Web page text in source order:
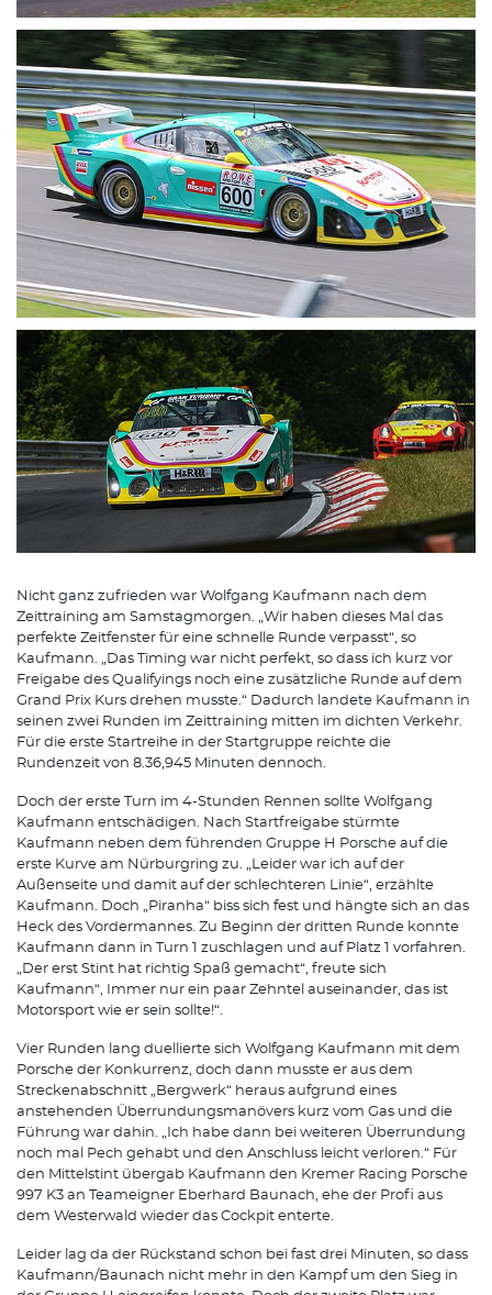
Nicht ganz zufrieden war Wolfgang Kaufmann nach dem
Zeittraining am Samstagmorgen. „Wir haben dieses Mal das
perfekte Zeitfenster für eine schnelle Runde verpasst“, so
Kaufmann. „Das Timing war nicht perfekt, so dass ich kurz vor
Freigabe des Qualifyings noch eine zusätzliche Runde auf dem
Grand Prix Kurs drehen musste.“ Dadurch landete Kaufmann in
seinen zwei Runden im Zeittraining mitten im dichten Verkehr.
Für die erste Startreihe in der Startgruppe reichte die
Rundenzeit von 8.36,945 Minuten dennoch.
Doch der erste Turn im 4-Stunden Rennen sollte Wolfgang
Kaufmann entschädigen. Nach Startfreigabe stürmte
Kaufmann neben dem führenden Gruppe H Porsche auf die
erste Kurve am Nürburgring zu. „Leider war ich auf der
Außenseite und damit auf der schlechteren Linie“, erzählte
Kaufmann. Doch „Piranha“ biss sich fest und hängte sich an das
Heck des Vordermannes. Zu Beginn der dritten Runde konnte
Kaufmann dann in Turn 1 zuschlagen und auf Platz 1 vorfahren.
„Der erst Stint hat richtig Spaß gemacht“, freute sich
Kaufmann“, Immer nur ein paar Zehntel auseinander, das ist
Motorsport wie er sein sollte!“.
Vier Runden lang duellierte sich Wolfgang Kaufmann mit dem
Porsche der Konkurrenz, doch dann musste er aus dem
Streckenabschnitt „Bergwerk“ heraus aufgrund eines
anstehenden Überrundungsmanövers kurz vom Gas und die
Führung war dahin. „Ich habe dann bei weiteren Überrundung
noch mal Pech gehabt und den Anschluss leicht verloren.“ Für
den Mittelstint übergab Kaufmann den Kremer Racing Porsche
997 K3 an Teameigner Eberhard Baunach, ehe der Profi aus
dem Westerwald wieder das Cockpit enterte.
Leider lag da der Rückstand schon bei fast drei Minuten, so dass
Kaufmann/Baunach nicht mehr in den Kampf um den Sieg in